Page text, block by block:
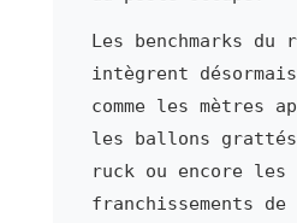
Les benchmarks du
intègrent désormais
comme les mètres
les ballons grattés
ruck ou encore les
franchissements